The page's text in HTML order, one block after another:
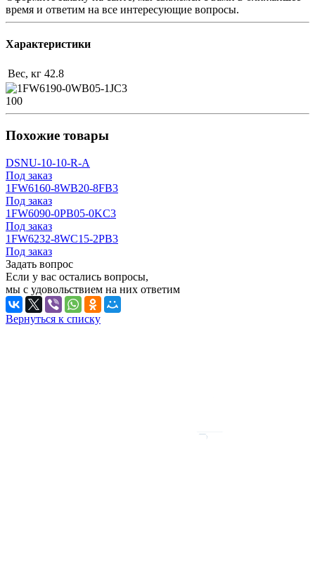
время и ответим на все интересующие вопросы.
Характеристики
Вес, кг 42.8
100
Похожие товары
DSNU-10-10-R-A
Под заказ
1FW6160-8WB20-8FB3
Под заказ
1FW6090-0PB05-0KC3
Под заказ
1FW6232-8WC15-2PB3
Под заказ
Задать вопрос
Если у вас остались вопросы,
мы с удовольствием на них ответим
Вернуться к списку